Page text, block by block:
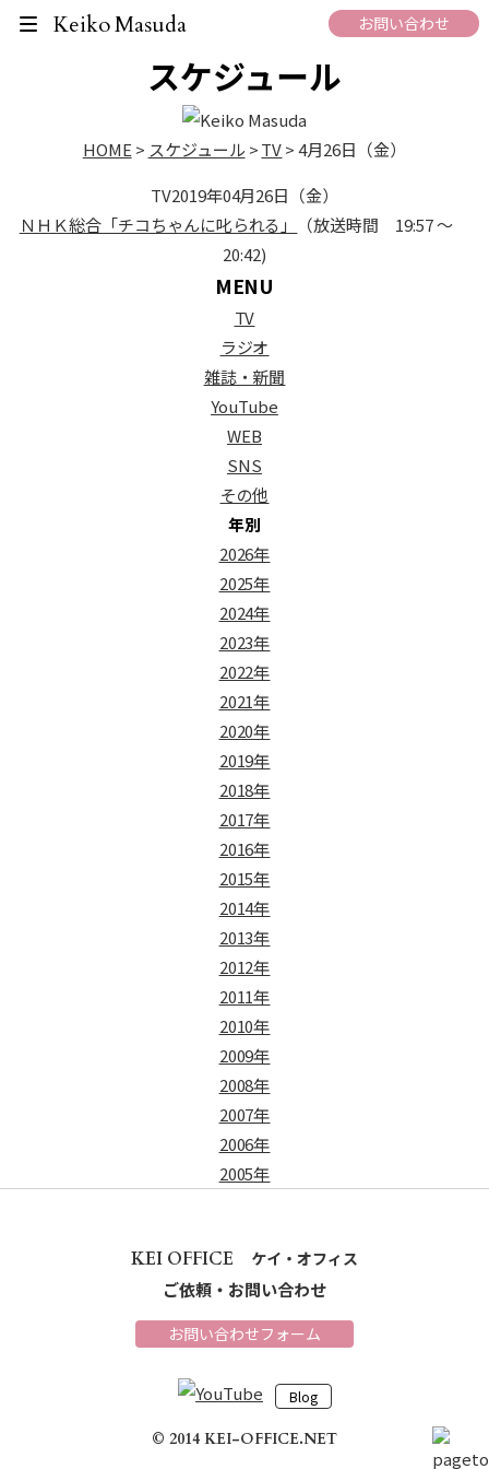
Keiko Masuda お問い合わせ
スケジュール
HOME > スケジュール >TV>4月26日（金）
TV2019年04月26日（金）
ＮＨＫ総合「チコちゃんに叱られる」
（放送時間 19:57 ～
20:42)
MENU
TV
ラジオ
雑誌・新聞
YouTube
WEB
SNS
その他
年別
2026年
2025年
2024年
2023年
2022年
2021年
2020年
2019年
2018年
2017年
2016年
2015年
2014年
2013年
2012年
2011年
2010年
2009年
2008年
2007年
2006年
2005年
KEI OFFICE ケイ・オフィス
ご依頼・お問い合わせ
お問い合わせフォーム
Blog
© 2014 KEI-OFFICE.NET